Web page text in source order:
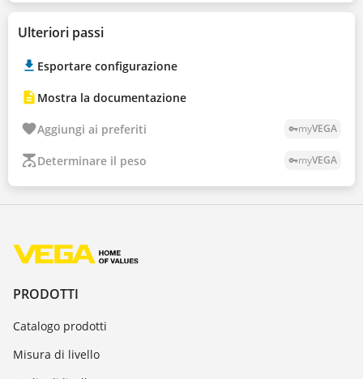
Ulteriori passi
Esportare configurazione
Mostra la documentazione
Aggiungi ai preferiti vpn_keymyVEGA
Determinare il peso vpn_keymyVEGA
PRODOTTI
Catalogo prodotti
Misura di livello